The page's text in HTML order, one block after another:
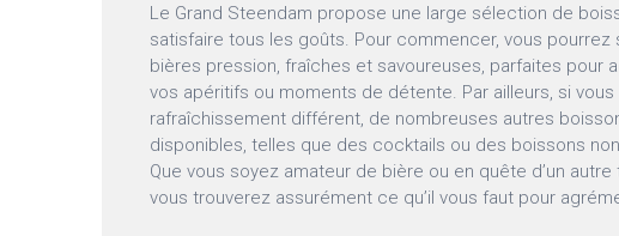
Le Grand Steendam propose une large sélection de
satisfaire tous les goûts. Pour commencer, vous pourrez
bières pression, fraîches et savoureuses, parfaites pour
vos apéritifs ou moments de détente. Par ailleurs, si
rafraîchissement différent, de nombreuses autres
disponibles, telles que des cocktails ou des boissons
Que vous soyez amateur de bière ou en quête d’un
vous trouverez assurément ce qu’il vous faut pour